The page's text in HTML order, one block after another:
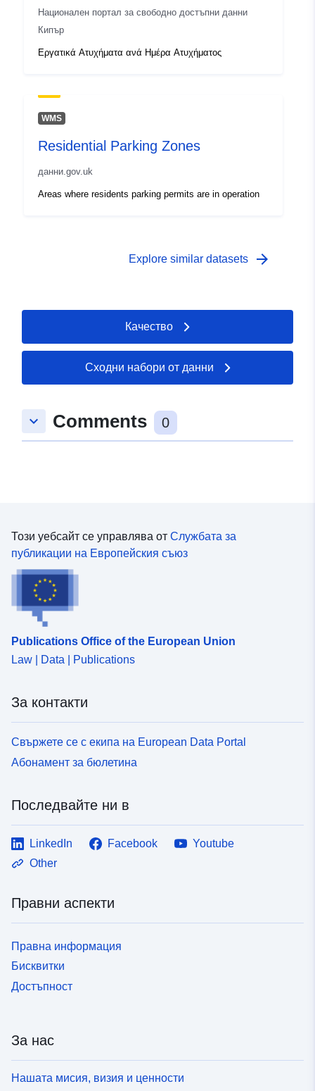
Национален портал за свободно достъпни данни
Кипър
Εργατικά Ατυχήματα ανά Ημέρα Ατυχήματος
WMS
Residential Parking Zones
данни.gov.uk
Areas where residents parking permits are in operation
Explore similar datasets arrow_forward
Качество
Сходни набори от данни
keyboard_arrow_down Comments 0
Този уебсайт се управлява от Службата за
публикации на Европейския съюз
Publications Office of the European Union
Law | Data | Publications
За контакти
Свържете се с екипа на European Data Portal
Абонамент за бюлетина
Последвайте ни в
LinkedIn Facebook
Youtube
Other
Правни аспекти
Правна информация
Бисквитки
Достъпност
За нас
Нашата мисия, визия и ценности